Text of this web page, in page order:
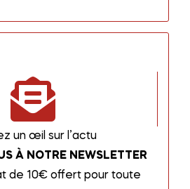
un œil sur l’actu
À NOTRE NEWSLETTER
de 10€ offert pour toute